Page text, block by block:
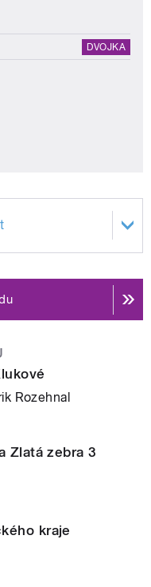
DVOJKA
Rozehnal
Zlatá zebra 3
kraje